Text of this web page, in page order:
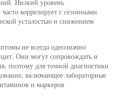
Низкий уровень
коррелирует с сезонными
усталостью и снижением
не всегда однозначно
Они могут сопровождать и
поэтому для точной диагностики
включающее лабораторные
и маркеров